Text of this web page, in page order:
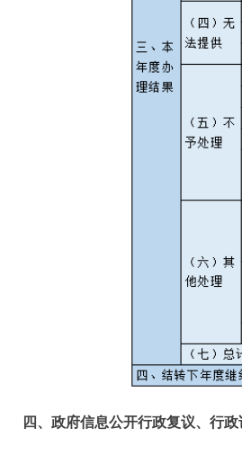
四、政府信息公开行政复议、行政